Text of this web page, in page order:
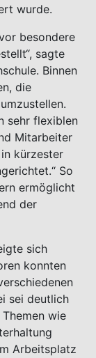
wurde.
besondere
sagte
Binnen
die
sehr flexiblen
Mitarbeiter
kürzester
So
ermöglicht
der
sich
konnten
sei deutlich
wie
Arbeitsplatz